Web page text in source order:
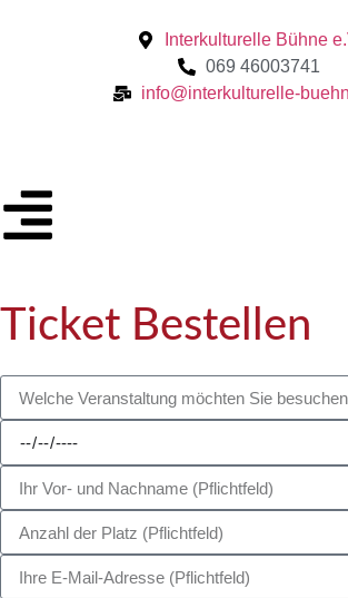
Interkulturelle Bühne
069 46003741
info@interkulturelle-
Ticket Bestellen